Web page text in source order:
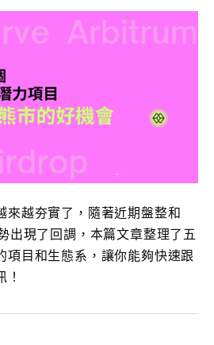
來越夯實了，隨著近期盤整和
出現了回調，本篇文章整理了五
項目和生態系，讓你能夠快速跟
！